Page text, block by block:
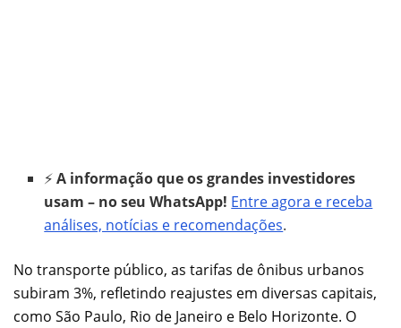
⚡A informação que os grandes investidores
usam – no seu WhatsApp! Entre agora e receba
análises, notícias e recomendações.
No transporte público, as tarifas de ônibus urbanos
subiram 3%, refletindo reajustes em diversas capitais,
como São Paulo, Rio de Janeiro e Belo Horizonte. O